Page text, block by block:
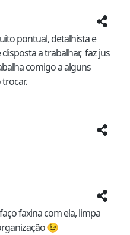
pontual, detalhista e
a trabalhar,  faz jus
comigo a alguns
faxina com ela, limpa
😉